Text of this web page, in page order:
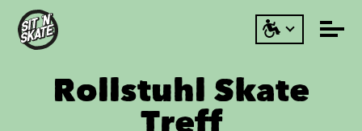
Rollstuhl Skate